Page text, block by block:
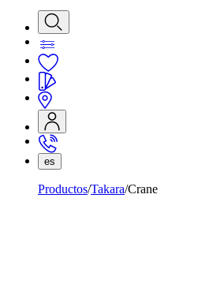
es
Productos Takara Crane